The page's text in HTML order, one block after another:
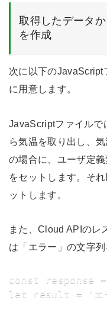
取得したデータ
を作成
次に以下のJavaScript
に用意します。
JavaScriptファイルで
ら気温を取り出し、
の場合に、ユーザ定
をセットします。そ
ットします。
また、Cloud APIのレ
は「エラー」の文字
const response
let result = 'エ